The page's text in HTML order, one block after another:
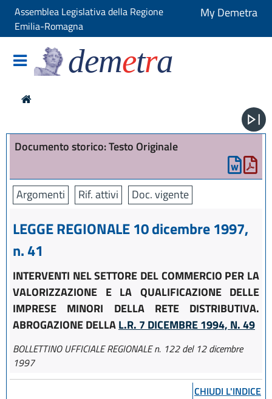
Assemblea Legislativa della Regione
Emilia-Romagna
My Demetra
demetra
Documento storico: Testo Originale
Argomenti Rif. attivi Doc. vigente
LEGGE REGIONALE 10 dicembre 1997,
n. 41
INTERVENTI NEL SETTORE DEL COMMERCIO PER LA
VALORIZZAZIONE E LA QUALIFICAZIONE DELLE
IMPRESE MINORI DELLA RETE DISTRIBUTIVA.
ABROGAZIONE DELLAL.R. 7 DICEMBRE 1994, N. 49
BOLLETTINO UFFICIALE REGIONALE n. 122 del 12 dicembre
1997
CHIUDI L'INDICE